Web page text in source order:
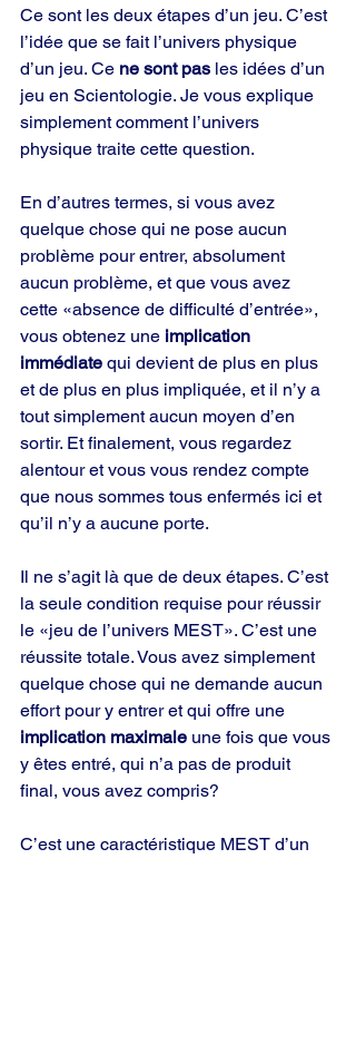
Ce sont les deux étapes d’un jeu. C’est
l’idée que se fait l’univers physique
d’un jeu. Ce ne sont pas les idées d’un
jeu en Scientologie. Je vous explique
simplement comment l’univers
physique traite cette question.
En d’autres termes, si vous avez
quelque chose qui ne pose aucun
problème pour entrer, absolument
aucun problème, et que vous avez
cette «absence de difficulté d’entrée»,
vous obtenez une implication
immédiate qui devient de plus en plus
et de plus en plus impliquée, et il n’y a
tout simplement aucun moyen d’en
sortir. Et finalement, vous regardez
alentour et vous vous rendez compte
que nous sommes tous enfermés ici et
qu’il n’y a aucune porte.
Il ne s’agit là que de deux étapes. C’est
la seule condition requise pour réussir
le «jeu de l’univers MEST». C’est une
réussite totale. Vous avez simplement
quelque chose qui ne demande aucun
effort pour y entrer et qui offre une
implication maximale une fois que vous
y êtes entré, qui n’a pas de produit
final, vous avez compris?
C’est une caractéristique MEST d’un